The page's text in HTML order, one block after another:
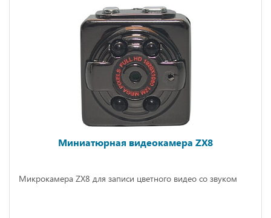
Миниатюрная видеокамера ZX8
Микрокамера ZX8 для записи цветного видео со звуком